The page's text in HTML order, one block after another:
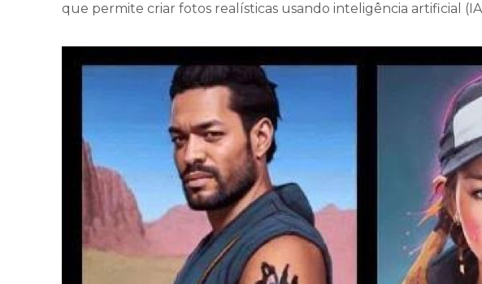
que permite criar fotos realísticas usando inteligência artificial